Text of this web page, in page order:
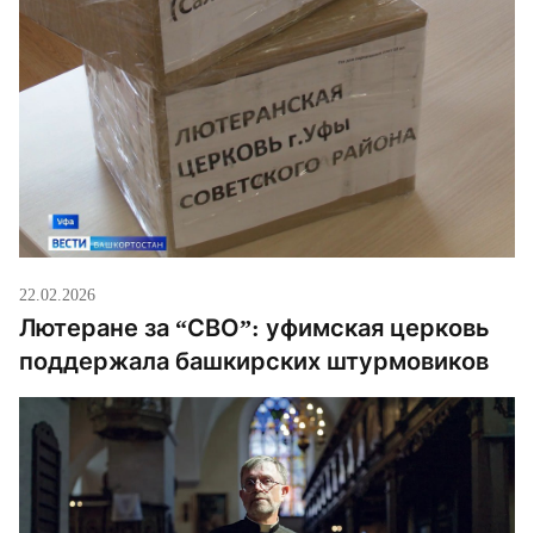
22.02.2026
Лютеране за “СВО”: уфимская церковь
поддержала башкирских штурмовиков